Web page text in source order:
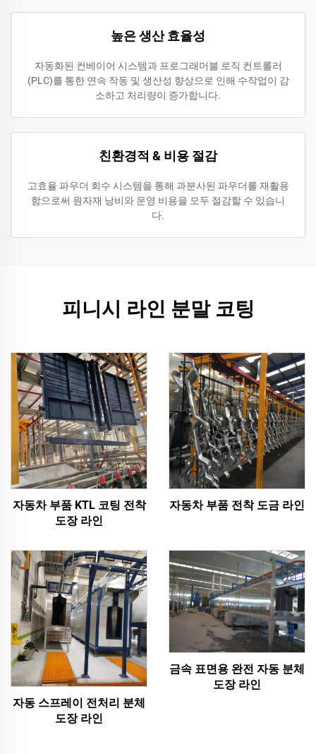
높은 생산 효율성
자동화된 컨베이어 시스템과 프로그래머블 로직 컨트롤러
(PLC)를 통한 연속 작동 및 생산성 향상으로 인해 수작업이 감
소하고 처리량이 증가합니다.
친환경적 & 비용 절감
고효율 파우더 회수 시스템을 통해 과분사된 파우더를 재활용
함으로써 원자재 낭비와 운영 비용을 모두 절감할 수 있습니
다.
피니시 라인 분말 코팅
자동차 부품 KTL 코팅 전착
도장 라인
자동차 부품 전착 도금 라인
자동 스프레이 전처리 분체
도장 라인
금속 표면용 완전 자동 분체
도장 라인